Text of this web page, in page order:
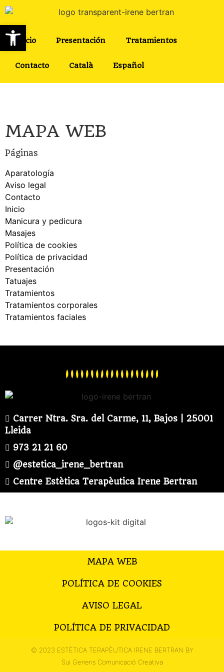
Inicio Presentación Tratamientos
Contacto Català Español
MAPA WEB
Páginas
Aparatología
Aviso legal
Contacto
Inicio
Manicura y pedicura
Masajes
Política de cookies
Política de privacidad
Presentación
Tatuajes
Tratamientos
Tratamientos corporales
Tratamientos faciales
Carrer Ntra. Sra. del Carme, 11, Bajos | 25001
Lleida
973 21 21 60
@estetica_irene_bertran
Centre Estètica Terapèutica Irene Bertran
MAPA WEB
POLÍTICA DE COOKIES
AVISO LEGAL
POLÍTICA DE PRIVACIDAD
© 2023 ESTÈTICA TERAPÈUTICA IRENE BERTRAN BY
Sui Generis Comunicació Creativa
Abrir barra de herramientas